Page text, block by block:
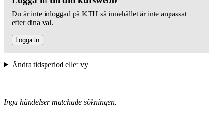
Du är inte inloggad på KTH så innehållet är inte anpassat
efter dina val.
Logga in
Ändra tidsperiod eller vy
Inga händelser matchade sökningen.